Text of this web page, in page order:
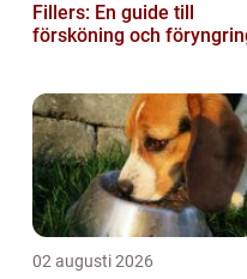
Fillers: En guide till
försköning och
02 augusti 2026